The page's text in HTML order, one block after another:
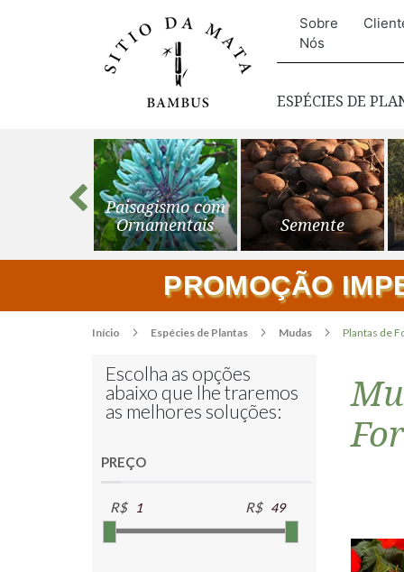
Sobre
Nós
ESPÉCIES DE
Paisagismo com
Ornamentais
Semente
PROMOÇÃO
Início Espécies de Plantas Mudas Plantas de
Escolha as opções
abaixo que lhe traremos
as melhores soluções:
PREÇO
R$ R$